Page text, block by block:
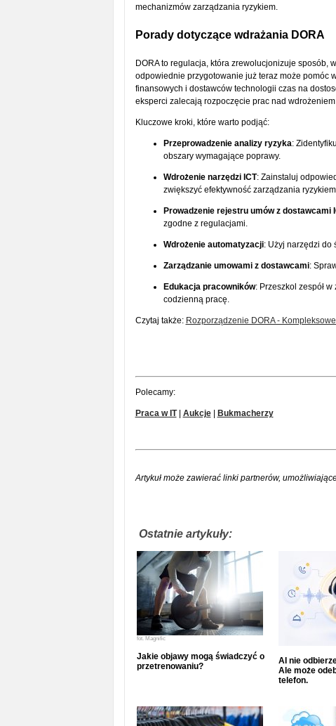
mechanizmów zarządzania ryzykiem.
Porady dotyczące wdrażania DORA
DORA to regulacja, która zrewolucjonizuje sposób,
odpowiednie przygotowanie już teraz może pomóc
finansowych i dostawców technologii czas na
eksperci zalecają rozpoczęcie prac nad
Kluczowe kroki, które warto podjąć:
Przeprowadzenie analizy ryzyka:
obszary wymagające poprawy.
Wdrożenie narzędzi ICT: Zainstaluj
zwiększyć efektywność zarządzania
Prowadzenie rejestru umów z dostawcami
zgodne z regulacjami.
Wdrożenie automatyzacji: Użyj narzędzi do
Zarządzanie umowami z dostawcami:
Edukacja pracowników: Przeszkol zespół
codzienną pracę.
Czytaj także: Rozporządzenie DORA -
Polecamy:
Praca w IT| Aukcje| Bukmacherzy
Artykuł może zawierać linki partnerów,
Ostatnie artykuły:
fot. Magnific
Jakie objawy mogą świadczyć o
przetrenowaniu?
AI nie
Ale może
telefon.